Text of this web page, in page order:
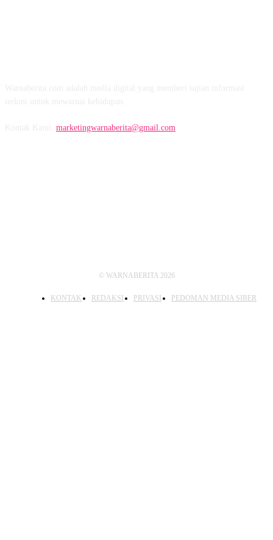
marketingwarnaberita@gmail.com
© WARNABERITA 2026
KONTAK REDAKSI PRIVASI PEDOMAN MEDIA SIBER